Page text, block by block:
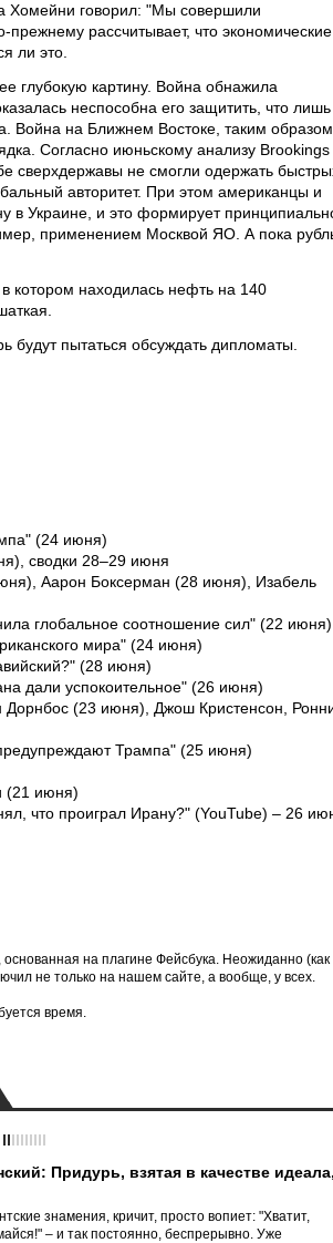
Хомейни говорил: "Мы совершили
рассчитывает, что экономические
ли это.
глубокую картину. Война обнажила
неспособна его защитить, что лишь
Война на Ближнем Востоке, таким
Согласно июньскому анализу Brookings
не смогли одержать
авторитет. При этом американцы и
в Украине, и это формирует
применением Москвой ЯО. А пока
котором находилась нефть на 140
пытаться обсуждать дипломаты.
(24 июня)
сводки 28–29 июня
Аарон Боксерман (28 июня), Изабель
глобальное соотношение сил" (22 июня)
мира" (24 июня)
(28 июня)
дали успокоительное" (26 июня)
Дорнбос (23 июня), Джош Кристенсон,
Трампа" (25 июня)
(21 июня)
что проиграл Ирану?" (YouTube) – 26
на плагине Фейсбука. Неожиданно (как
не только на нашем сайте, а вообще, у всех.
время.
Придурь, взятая в качестве
знамения, кричит, просто вопиет: "Хватит,
– и так постоянно, беспрерывно. Уже